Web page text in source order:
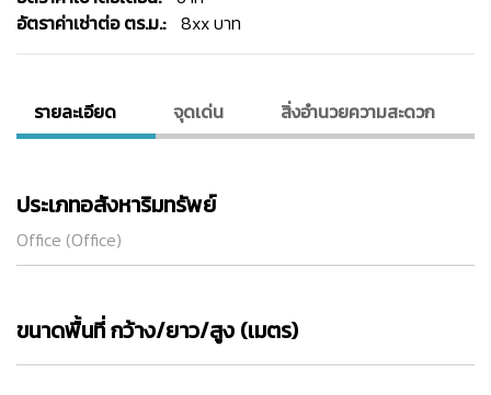
อัตราค่าเช่าต่อ ตร.ม.: 8xx บาท
รายละเอียด จุดเด่น สิ่งอํานวยความสะดวก
ประเภทอสังหาริมทรัพย์
Office (Office)
ขนาดพื้นที่ กว้าง/ยาว/สูง (เมตร)